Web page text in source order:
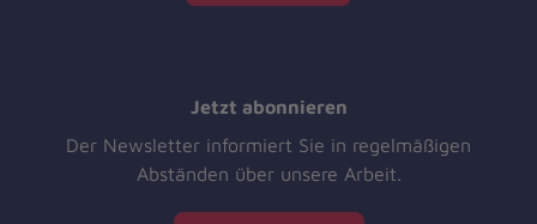
Jetzt abonnieren
Der Newsletter informiert Sie in regelmäßigen
Abständen über unsere Arbeit.